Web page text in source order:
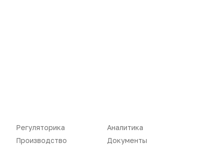
«Основные виды деятельности компании»
«Редакционная политика»
Регуляторика
Производство
Аналитика
Документы